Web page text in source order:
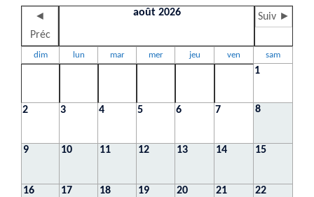
◄
Préc
août 2026 Suiv ►
dim lun mar mer jeu ven sam
1
2 3 4 5 6 7 8
9 10 11 12 13 14 15
16 17 18 19 20 21 22